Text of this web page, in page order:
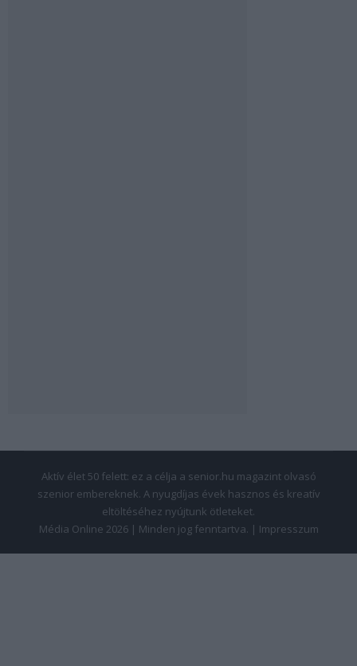
Aktív élet 50 felett: ez a célja a senior.hu magazint olvasó
szenior embereknek. A nyugdíjas évek hasznos és kreatív
eltöltéséhez nyújtunk ötleteket.
Média Online 2026 | Minden jog fenntartva. | Impresszum